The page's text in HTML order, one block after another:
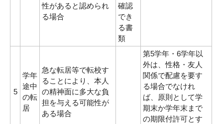
性があると認められ
る場合
確認
でき
る書
類
5
学年
途中
の転
居
急な転居等で転校す
ることにより、本人
の精神面に多大な負
担を与える可能性が
ある場合
第5学年・6学年以
外は、性格・友人
関係で配慮を要す
る場合でなけれ
ば、原則として学
期末か学年末まで
の期限付許可とす